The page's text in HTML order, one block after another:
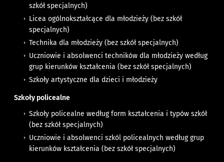
szkół specjalnych)
Licea ogólnokształcące dla młodzieży (bez szkół
specjalnych)
Technika dla młodzieży (bez szkół specjalnych)
Uczniowie i absolwenci techników dla młodzieży według
grup kierunków kształcenia (bez szkół specjalnych)
Szkoły artystyczne dla dzieci i młodzieży
Szkoły policealne
Szkoły policealne według form kształcenia i typów szkół
(bez szkół specjalnych)
Uczniowie i absolwenci szkól policealnych według grup
kierunków kształcenia (bez szkół specjalnych)